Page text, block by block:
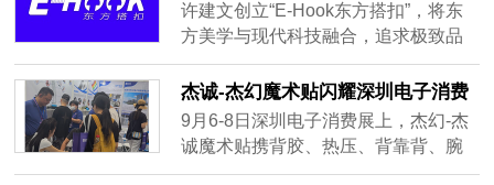
许建文创立“E-Hook东方搭扣”，将东
方美学与现代科技融合，追求极致品
质，构建开放技术生态，推动中国标
准国际化。东方搭扣已成为中国智造
符号，许建文证明工业制造注入文化
灵魂，中国品牌能突破边界。
杰诚-杰幻魔术贴闪耀深圳电子消费
展，创新产品引爆全场
9月6-8日深圳电子消费展上，杰幻-杰
诚魔术贴携背胶、热压、背靠背、腕
带等多款核心魔术贴展品及创新研发